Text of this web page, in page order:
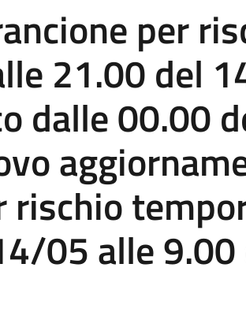
per
21.00 del
dalle 00.00
rischio
05 alle 9.00